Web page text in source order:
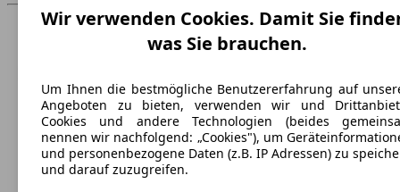
Wir verwenden Cookies. Damit Sie
was Sie brauchen.
Um Ihnen die bestmögliche Benutzererfahrung auf
Angeboten zu bieten, verwenden wir und
Cookies und andere Technologien (beides
nennen wir nachfolgend: „Cookies"), um
und personenbezogene Daten (z.B. IP Adressen) zu
und darauf zuzugreifen.